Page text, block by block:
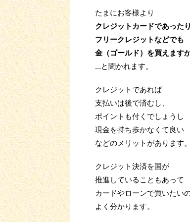
たまにお客様より
クレジットカードであったり
フリークレジットなどでも
金（ゴールド）を買えます
…と聞かれます。
クレジットであれば
支払いは後で済むし、
ポイントも付くでしょうし
現金を持ち歩かなくて良い
などのメリットがあります。
クレジット決済を国が
推進していることもあって
カードやローンで買いたい
よく分かります。